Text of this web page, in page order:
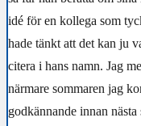
idé för en kollega som
hade tänkt att det kan ju
citera i hans namn. Jag
närmare sommaren jag
godkännande innan